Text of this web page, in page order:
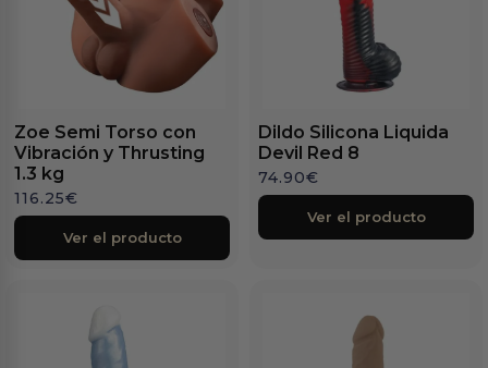
Zoe Semi Torso con
Vibración y Thrusting
1.3 kg
116.25€
Ver el producto
Dildo Silicona Liquida
Devil Red 8
74.90€
Ver el producto